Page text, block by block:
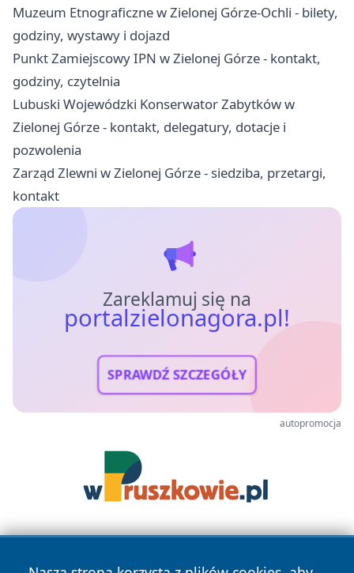
Muzeum Etnograficzne w Zielonej Górze-Ochli - bilety,
godziny, wystawy i dojazd
Punkt Zamiejscowy IPN w Zielonej Górze - kontakt,
godziny, czytelnia
Lubuski Wojewódzki Konserwator Zabytków w
Zielonej Górze - kontakt, delegatury, dotacje i
pozwolenia
Zarząd Zlewni w Zielonej Górze - siedziba, przetargi,
kontakt
Zareklamuj się na
portalzielonagora.pl!
SPRAWDŹ SZCZEGÓŁY
autopromocja